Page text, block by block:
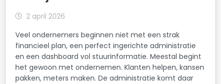
2 april 2026
Veel ondernemers beginnen niet met een strak
financieel plan, een perfect ingerichte administratie
en een dashboard vol stuurinformatie. Meestal begint
het gewoon met ondernemen. Klanten helpen, kansen
pakken, meters maken. De administratie komt daar